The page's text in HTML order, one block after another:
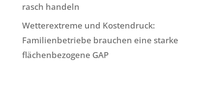
rasch handeln
Wetterextreme und Kostendruck:
Familienbetriebe brauchen eine starke
flächenbezogene GAP